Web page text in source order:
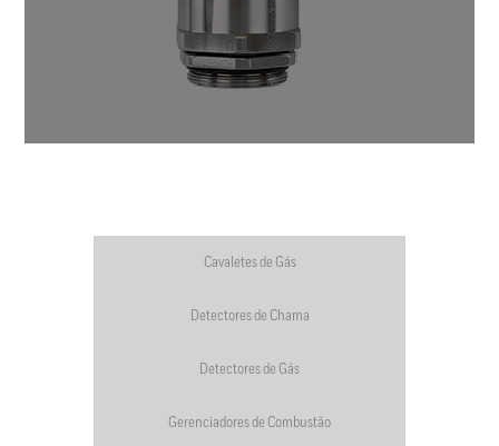
Cavaletes de Gás
Detectores de Chama
Detectores de Gás
Gerenciadores de Combustão